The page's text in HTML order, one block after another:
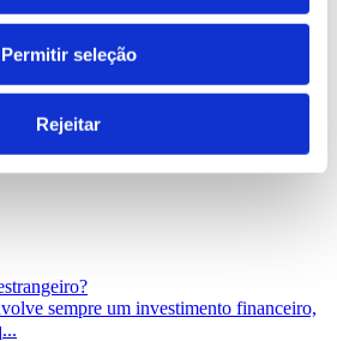
Permitir seleção
Rejeitar
IrlandaPaíses Baixos
de personalidade
sempre um investimento financeiro,